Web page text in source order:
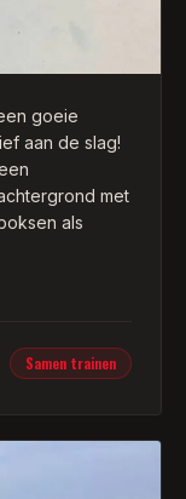
goeie
aan de slag!
met
als
kan je echt
de training als
vatbaar
Samen trainen